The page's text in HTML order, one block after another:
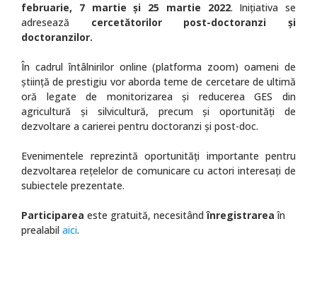
februarie, 7 martie și 25 martie 2022. Inițiativa se
adresează cercetătorilor post-doctoranzi și
doctoranzilor.
În cadrul întâlnirilor online (platforma zoom) oameni de
știință de prestigiu vor aborda teme de cercetare de ultimă
oră legate de monitorizarea și reducerea GES din
agricultură și silvicultură, precum și oportunități de
dezvoltare a carierei pentru doctoranzi și post-doc.
Evenimentele reprezintă oportunități importante pentru
dezvoltarea rețelelor de comunicare cu actori interesați de
subiectele prezentate.
Participarea este gratuită, necesitândînregistrarea în
prealabil aici.